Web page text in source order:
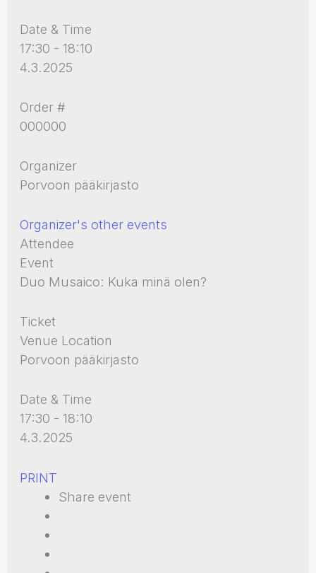
Date & Time
17:30 - 18:10
4.3.2025
Order #
000000
Organizer
Porvoon pääkirjasto
Organizer's other events
Attendee
Event
Duo Musaico: Kuka minä olen?
Ticket
Venue Location
Porvoon pääkirjasto
Date & Time
17:30 - 18:10
4.3.2025
PRINT
Share event